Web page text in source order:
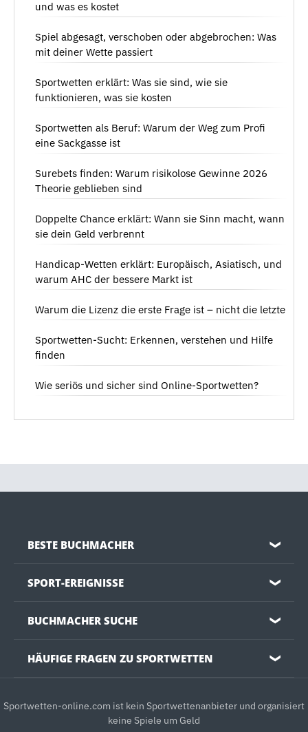
und was es kostet
Spiel abgesagt, verschoben oder abgebrochen: Was
mit deiner Wette passiert
Sportwetten erklärt: Was sie sind, wie sie
funktionieren, was sie kosten
Sportwetten als Beruf: Warum der Weg zum Profi
eine Sackgasse ist
Surebets finden: Warum risikolose Gewinne 2026
Theorie geblieben sind
Doppelte Chance erklärt: Wann sie Sinn macht, wann
sie dein Geld verbrennt
Handicap-Wetten erklärt: Europäisch, Asiatisch, und
warum AHC der bessere Markt ist
Warum die Lizenz die erste Frage ist – nicht die letzte
Sportwetten-Sucht: Erkennen, verstehen und Hilfe
finden
Wie seriös und sicher sind Online-Sportwetten?
BESTE BUCHMACHER ❯
SPORT-EREIGNISSE ❯
BUCHMACHER SUCHE ❯
HÄUFIGE FRAGEN ZU SPORTWETTEN ❯
Sportwetten-online.com ist kein Sportwettenanbieter und organisiert
keine Spiele um Geld